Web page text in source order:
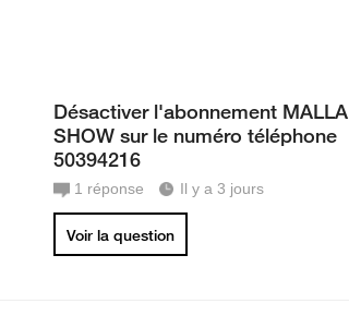
Désactiver l'abonnement MALLA
SHOW sur le numéro téléphone
50394216
1 réponse Il y a 3 jours
Voir la question